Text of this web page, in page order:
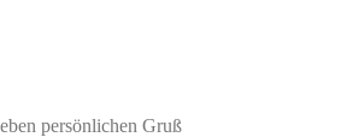
persönlichen Gruß